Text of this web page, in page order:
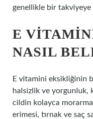
genellikle bir
E
NASIL
E vitamini eksikliğinin
halsizlik ve yorgunluk,
cildin kolayca
erimesi, tırnak ve saç